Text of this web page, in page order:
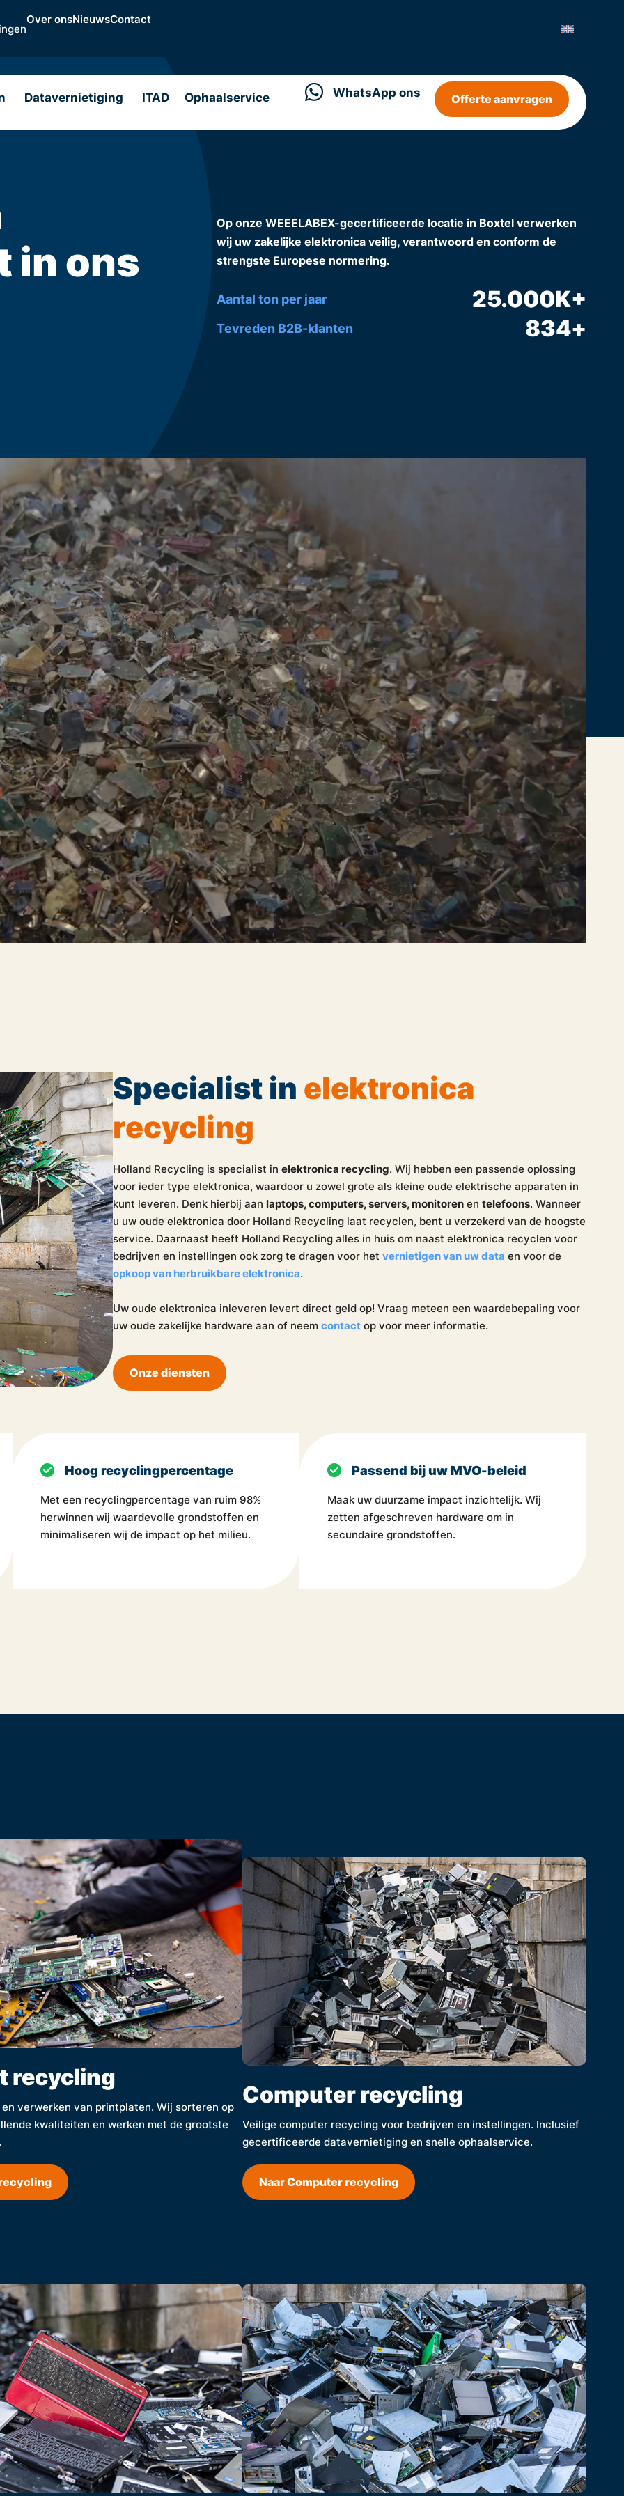
Over onsNieuwsContact
Datavernietiging ITAD Ophaalservice WhatsApp ons Offerte aanvragen
in ons
Op onze WEEELABEX-gecertificeerde locatie in Boxtel verwerken
wij uw zakelijke elektronica veilig, verantwoord en conform de
strengste Europese normering.
Aantal ton per jaar 25.000K+
Tevreden B2B-klanten 834+
Specialist inelektronica
recycling
Holland Recycling is specialist inelektronica recycling. Wij hebben een passende oplossing
voor ieder type elektronica, waardoor u zowel grote als kleine oude elektrische apparaten in
kunt leveren. Denk hierbij aan laptops, computers, servers, monitorenentelefoons. Wanneer
u uw oude elektronica door Holland Recycling laat recyclen, bent u verzekerd van de hoogste
service. Daarnaast heeft Holland Recycling alles in huis om naast elektronica recyclen voor
bedrijven en instellingen ook zorg te dragen voor hetvernietigen van uw data en voor de
opkoop van herbruikbare elektronica.
Uw oude elektronica inleveren levert direct geld op! Vraag meteen een waardebepaling voor
uw oude zakelijke hardware aan of neemcontactop voor meer informatie.
Onze diensten
Hoog recyclingpercentage
Met een recyclingpercentage van ruim 98%
herwinnen wij waardevolle grondstoffen en
minimaliseren wij de impact op het milieu.
Passend bij uw MVO-beleid
Maak uw duurzame impact inzichtelijk. Wij
zetten afgeschreven hardware om in
secundaire grondstoffen.
recycling
verwerken van printplaten. Wij sorteren op
kwaliteiten en werken met de grootste
Computer recycling
Veilige computer recycling voor bedrijven en instellingen. Inclusief
gecertificeerde datavernietiging en snelle ophaalservice.
Naar Computer recycling